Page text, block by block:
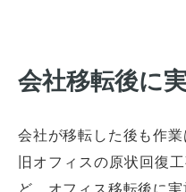
会社移転後に
会社が移転した後も作業
旧オフィスの原状回復